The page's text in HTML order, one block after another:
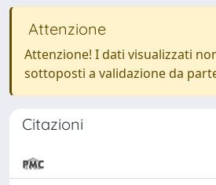
Attenzione
Attenzione! I dati visualizzati
sottoposti a validazione da
Citazioni